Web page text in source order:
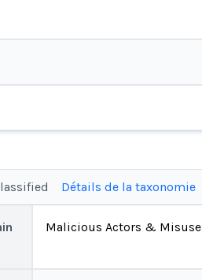
Détails de la taxonomie
Malicious Actors & Misuse